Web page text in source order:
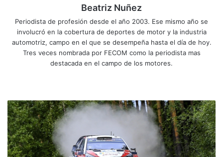
Beatriz Nuñez
Periodista de profesión desde el año 2003. Ese mismo año se
involucró en la cobertura de deportes de motor y la industria
automotriz, campo en el que se desempeña hasta el día de hoy.
Tres veces nombrada por FECOM como la periodista mas
destacada en el campo de los motores.
we bo
ok
ub
e
ra
m
T
a
n
a
k